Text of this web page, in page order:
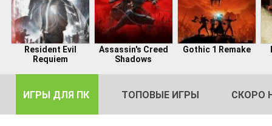
Resident Evil
Requiem
Assassin's Creed
Shadows
Gothic 1 Remake
ИГРЫ ДЛЯ ПК ТОПОВЫЕ ИГРЫ СКОРО